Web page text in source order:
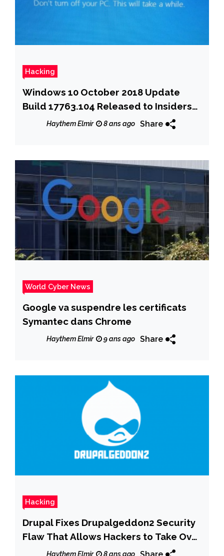
Hacking
Windows 10 October 2018 Update
Build 17763.104 Released to Insiders
With Fixes
Haythem Elmir 8 ans ago Share
World Cyber News
Google va suspendre les certificats
Symantec dans Chrome
Haythem Elmir 9 ans ago Share
Hacking
Drupal Fixes Drupalgeddon2 Security
Flaw That Allows Hackers to Take Over
Haythem Elmir 8 ans ago Share